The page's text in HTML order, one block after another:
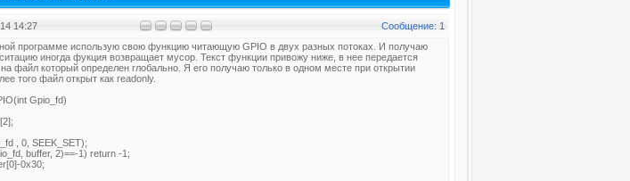
14:27 Сообщение: 1
программе использую свою функцию читающую GPIO в двух разных потоках. И получаю
иногда фукция возвращает мусор. Текст функции привожу ниже, в нее передается
на файл который определен глобально. Я его получаю только в одном месте при открытии
того файл открыт как readonly.
Gpio_fd)
, 0, SEEK_SET);
buffer, 2)==-1) return -1;
0x30;